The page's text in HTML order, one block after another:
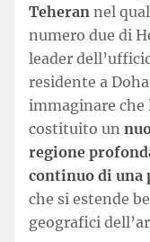
Teheran nel
numero due di
leader
residente a
immaginare che
costituito un
regione
continuo di una
che si estende
geografici